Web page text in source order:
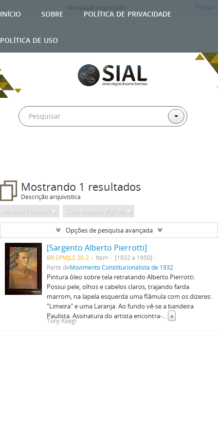
início sobre
política de privacidade
política de uso
Visualizar impressão Fechar
Mostrando 1 resultados
Descrição arquivística
Alberto Pierrotti Com objetos digitais
Opções de pesquisa avançada
[Sargento Alberto Pierrotti]
BR SPMJLS 20-2 Item
[1932 a 1950]
Parte deMovimento Constitucionalista de 1932
Pintura óleo sobre tela retratando Alberto Pierrotti.
Possui pele, olhos e cabelos claros, trajando farda
marrom, na lapela esquerda uma flâmula com os dizeres:
"Limeira" e uma Laranja. Ao fundo vê-se a bandeira
Paulista. Assinatura do artista encontra-... »
Tony Koegl